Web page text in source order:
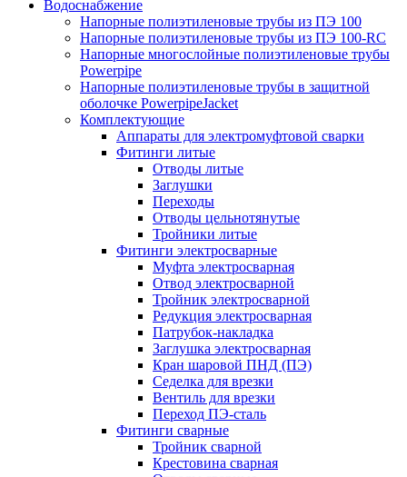
Водоснабжение
Напорные полиэтиленовые трубы из ПЭ 100
Напорные полиэтиленовые трубы из ПЭ 100-RC
Напорные многослойные полиэтиленовые трубы
Powerpipe
Напорные полиэтиленовые трубы в защитной
оболочке PowerpipeJacket
Комплектующие
Аппараты для электромуфтовой сварки
Фитинги литые
Отводы литые
Заглушки
Переходы
Отводы цельнотянутые
Тройники литые
Фитинги электросварные
Муфта электросварная
Отвод электросварной
Тройник электросварной
Редукция электросварная
Патрубок-накладка
Заглушка электросварная
Кран шаровой ПНД (ПЭ)
Седелка для врезки
Вентиль для врезки
Переход ПЭ-сталь
Фитинги сварные
Тройник сварной
Крестовина сварная